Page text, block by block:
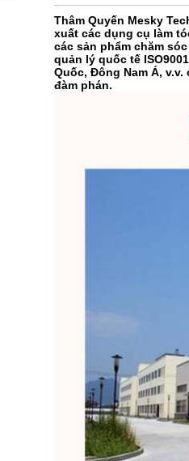
Thâm Quyến Mesky
xuất các dụng cụ làm
các sản phẩm chăm
quản lý quốc tế
Quốc, Đông Nam Á,
đàm phán.